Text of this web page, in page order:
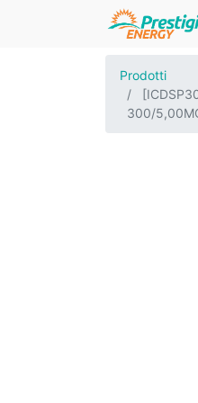
Prodotti
300/